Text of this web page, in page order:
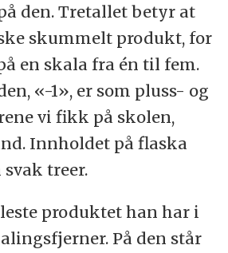
den. Tretallet betyr at
skummelt produkt, for
en skala fra én til fem.
«-1», er som pluss- og
vi fikk på skolen,
Innholdet på flaska
treer.
produktet han har i
På den står